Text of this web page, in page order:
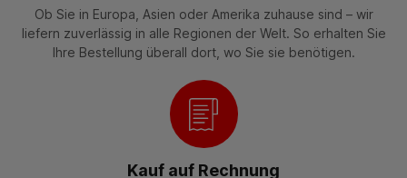
Ob Sie in Europa, Asien oder Amerika zuhause sind – wir
liefern zuverlässig in alle Regionen der Welt. So erhalten Sie
Ihre Bestellung überall dort, wo Sie sie benötigen.
Kauf auf Rechnung